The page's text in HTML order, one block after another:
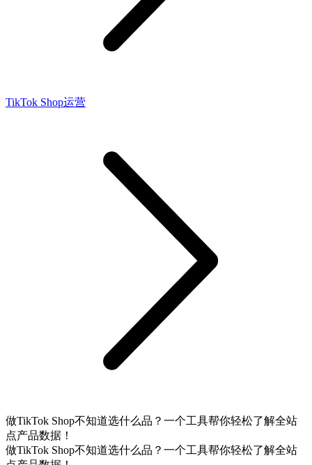
TikTok Shop运营
做TikTok Shop不知道选什么品？一个工具帮你轻松了解全站
点产品数据！
做TikTok Shop不知道选什么品？一个工具帮你轻松了解全站